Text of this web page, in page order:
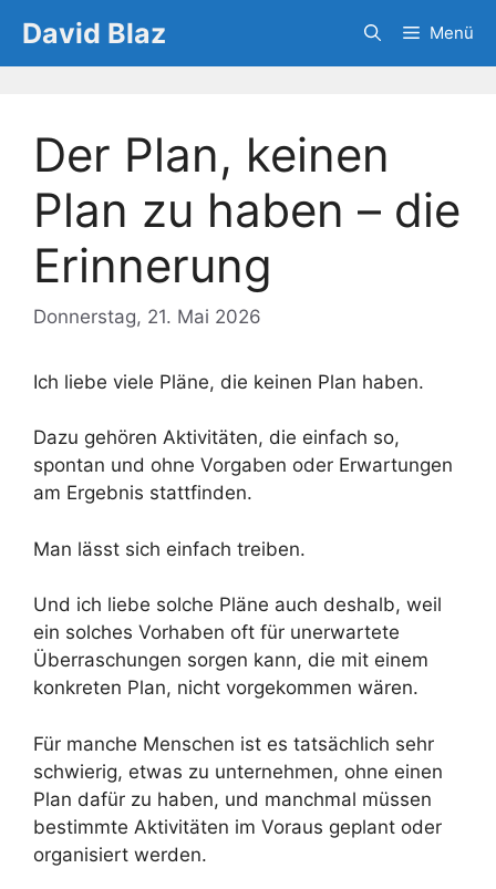
Inhalt
springen
David Blaz Menü
Der Plan, keinen
Plan zu haben – die
Erinnerung
Donnerstag, 21. Mai 2026
Ich liebe viele Pläne, die keinen Plan haben.
Dazu gehören Aktivitäten, die einfach so,
spontan und ohne Vorgaben oder Erwartungen
am Ergebnis stattfinden.
Man lässt sich einfach treiben.
Und ich liebe solche Pläne auch deshalb, weil
ein solches Vorhaben oft für unerwartete
Überraschungen sorgen kann, die mit einem
konkreten Plan, nicht vorgekommen wären.
Für manche Menschen ist es tatsächlich sehr
schwierig, etwas zu unternehmen, ohne einen
Plan dafür zu haben, und manchmal müssen
bestimmte Aktivitäten im Voraus geplant oder
organisiert werden.